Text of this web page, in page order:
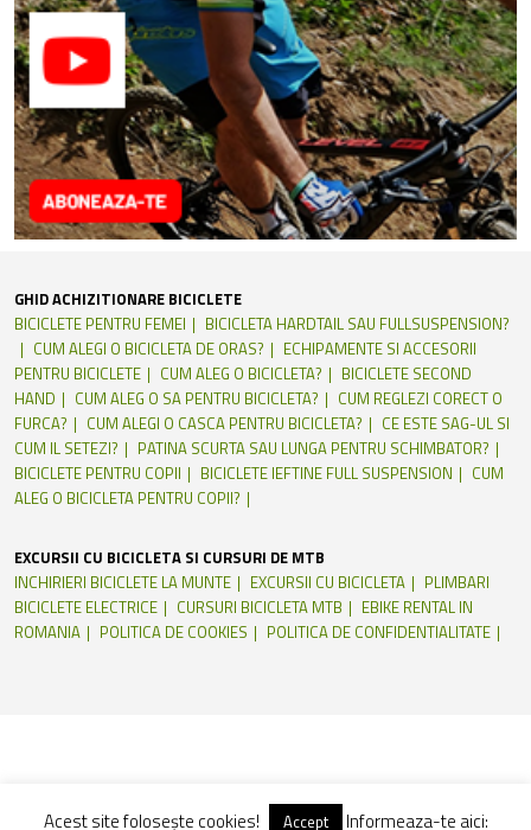
GHID ACHIZITIONARE BICICLETE
BICICLETE PENTRU FEMEI
BICICLETA HARDTAIL SAU FULLSUSPENSION?
CUM ALEGI O BICICLETA DE ORAS?
ECHIPAMENTE SI ACCESORII
PENTRU BICICLETE
CUM ALEG O BICICLETA?
BICICLETE SECOND
HAND
CUM ALEG O SA PENTRU BICICLETA?
CUM REGLEZI CORECT O
FURCA?
CUM ALEGI O CASCA PENTRU BICICLETA?
CE ESTE SAG-UL SI
CUM IL SETEZI?
PATINA SCURTA SAU LUNGA PENTRU SCHIMBATOR?
BICICLETE PENTRU COPII
BICICLETE IEFTINE FULL SUSPENSION
CUM
ALEG O BICICLETA PENTRU COPII?
EXCURSII CU BICICLETA SI CURSURI DE MTB
INCHIRIERI BICICLETE LA MUNTE
EXCURSII CU BICICLETA
PLIMBARI
BICICLETE ELECTRICE
CURSURI BICICLETA MTB
EBIKE RENTAL IN
ROMANIA
POLITICA DE COOKIES POLITICA DE CONFIDENTIALITATE
Acest site folosește cookies! Accept Informeaza-te aici: